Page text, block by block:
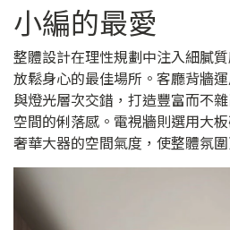
小編的最愛
整體設計在理性規劃中注入細膩
放鬆身心的最佳場所。客廳背牆
與燈光層次交錯，打造豐富而不
空間的俐落感。電視牆則選用大
奢華大器的空間氣度，使整體氛